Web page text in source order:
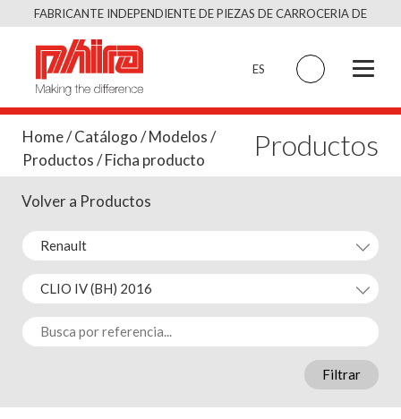
Saltar
FABRICANTE INDEPENDIENTE DE PIEZAS DE CARROCERIA DE
CALIDAD EQUIVALENTE AL ORIGINAL
ES
Home/Catálogo/Modelos/
Productos/ Ficha producto Productos
Volver a Productos
Filtrar